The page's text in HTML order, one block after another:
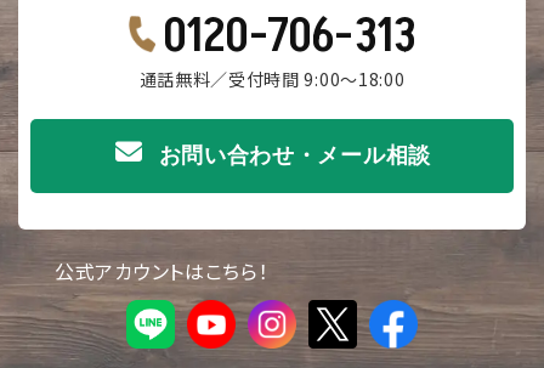
0120-706-313
通話無料／受付時間 9:00～18:00
お問い合わせ・メール相談
公式アカウントはこちら！